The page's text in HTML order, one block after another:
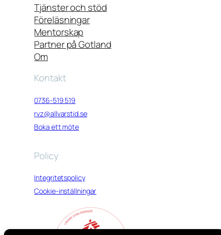
Tjänster och stöd
Föreläsningar
Mentorskap
Partner på Gotland
Om
Kontakt
0736-519 519
rvz@allvarstid.se
Boka ett möte
Policy
Integritetspolicy
Cookie-inställningar